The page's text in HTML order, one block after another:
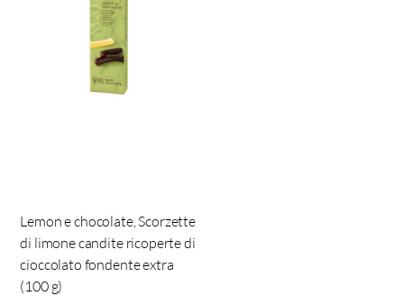
Lemon e chocolate, Scorzette
di limone candite ricoperte di
cioccolato fondente extra
(100 g)